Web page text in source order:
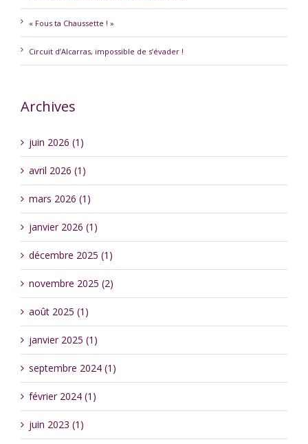
« Fous ta Chaussette ! »
Circuit d’Alcarras, impossible de s’évader !
Archives
juin 2026 (1)
avril 2026 (1)
mars 2026 (1)
janvier 2026 (1)
décembre 2025 (1)
novembre 2025 (2)
août 2025 (1)
janvier 2025 (1)
septembre 2024 (1)
février 2024 (1)
juin 2023 (1)